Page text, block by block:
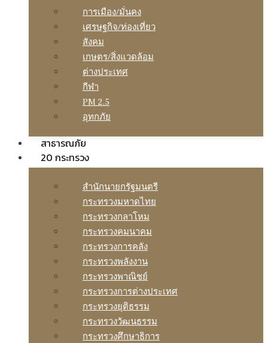
การเมือง/มั่นคง
เศรษฐกิจ/ท่องเที่ยว
สังคม
เกษตร/สิ่งแวดล้อม
ต่างประเทศ
กีฬา
PM 2.5
อุทกภัย
สาธารณภัย
20 กระทรวง
สํานักนายกรัฐมนตรี
กระทรวงมหาดไทย
กระทรวงกลาโหม
กระทรวงคมนาคม
กระทรวงการคลัง
กระทรวงพลังงาน
กระทรวงพาณิชย์
กระทรวงการต่างประเทศ
กระทรวงยุติธรรม
กระทรวงวัฒนธรรม
กระทรวงศึกษาธิการ